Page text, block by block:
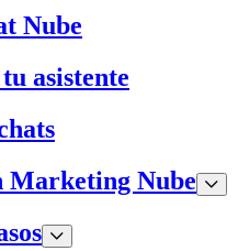
Nube
asistente
Marketing Nube